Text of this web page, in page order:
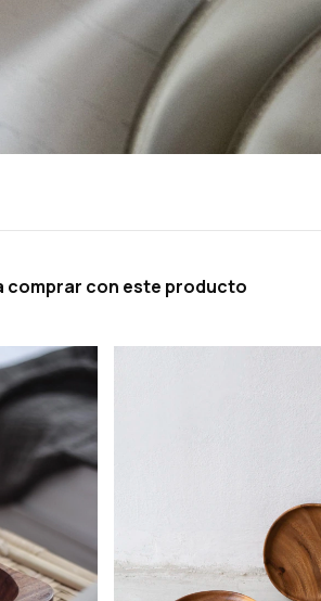
comprar con este producto